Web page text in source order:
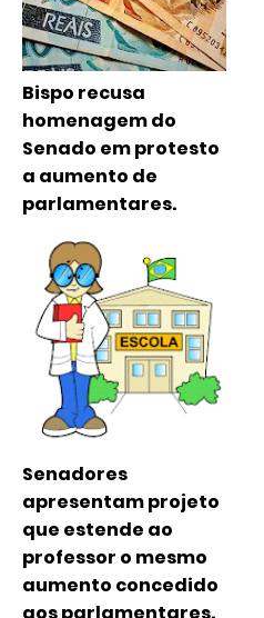
Bispo recusa
homenagem do
Senado em protesto
a aumento de
parlamentares.
Senadores
apresentam projeto
que estende ao
professor o mesmo
aumento concedido
aos parlamentares.